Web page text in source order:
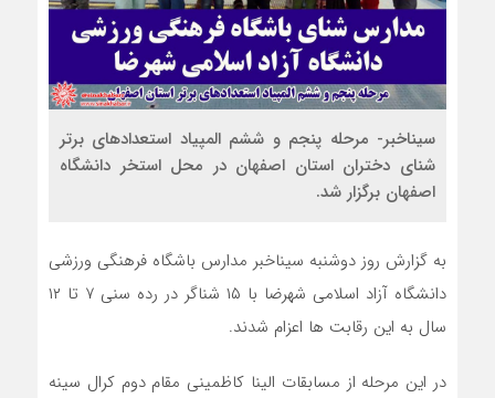
سیناخبر- مرحله پنجم و ششم المپیاد استعدادهای برتر
شنای دختران استان اصفهان در محل استخر دانشگاه
اصفهان برگزار شد.
به گزارش روز دوشنبه سیناخبر مدارس باشگاه فرهنگی ورزشی
دانشگاه آزاد اسلامی شهرضا با ۱۵ شناگر در رده سنی ۷ تا ۱۲
سال به این رقابت ها اعزام شدند.
در این مرحله از مسابقات الینا کاظمینی مقام دوم کرال سینه